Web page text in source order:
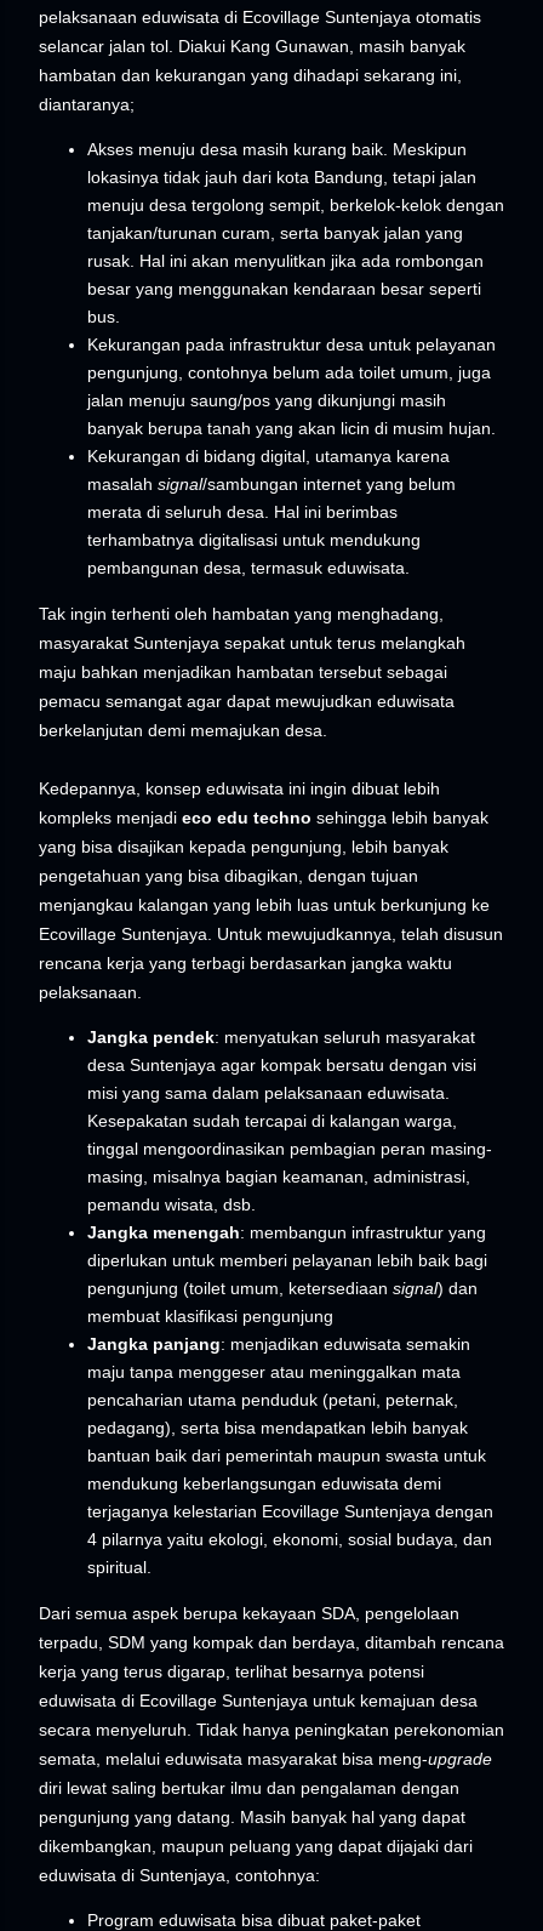
pelaksanaan eduwisata di Ecovillage Suntenjaya otomatis
selancar jalan tol. Diakui Kang Gunawan, masih banyak
hambatan dan kekurangan yang dihadapi sekarang ini,
diantaranya;
Akses menuju desa masih kurang baik. Meskipun
lokasinya tidak jauh dari kota Bandung, tetapi jalan
menuju desa tergolong sempit, berkelok-kelok dengan
tanjakan/turunan curam, serta banyak jalan yang
rusak. Hal ini akan menyulitkan jika ada rombongan
besar yang menggunakan kendaraan besar seperti
bus.
Kekurangan pada infrastruktur desa untuk pelayanan
pengunjung, contohnya belum ada toilet umum, juga
jalan menuju saung/pos yang dikunjungi masih
banyak berupa tanah yang akan licin di musim hujan.
Kekurangan di bidang digital, utamanya karena
masalah signal/sambungan internet yang belum
merata di seluruh desa. Hal ini berimbas
terhambatnya digitalisasi untuk mendukung
pembangunan desa, termasuk eduwisata.
Tak ingin terhenti oleh hambatan yang menghadang,
masyarakat Suntenjaya sepakat untuk terus melangkah
maju bahkan menjadikan hambatan tersebut sebagai
pemacu semangat agar dapat mewujudkan eduwisata
berkelanjutan demi memajukan desa.
Kedepannya, konsep eduwisata ini ingin dibuat lebih
kompleks menjadi eco edu techno sehingga lebih banyak
yang bisa disajikan kepada pengunjung, lebih banyak
pengetahuan yang bisa dibagikan, dengan tujuan
menjangkau kalangan yang lebih luas untuk berkunjung ke
Ecovillage Suntenjaya. Untuk mewujudkannya, telah disusun
rencana kerja yang terbagi berdasarkan jangka waktu
pelaksanaan.
Jangka pendek: menyatukan seluruh masyarakat
desa Suntenjaya agar kompak bersatu dengan visi
misi yang sama dalam pelaksanaan eduwisata.
Kesepakatan sudah tercapai di kalangan warga,
tinggal mengoordinasikan pembagian peran masing-
masing, misalnya bagian keamanan, administrasi,
pemandu wisata, dsb.
Jangka menengah: membangun infrastruktur yang
diperlukan untuk memberi pelayanan lebih baik bagi
pengunjung (toilet umum, ketersediaan signal) dan
membuat klasifikasi pengunjung
Jangka panjang: menjadikan eduwisata semakin
maju tanpa menggeser atau meninggalkan mata
pencaharian utama penduduk (petani, peternak,
pedagang), serta bisa mendapatkan lebih banyak
bantuan baik dari pemerintah maupun swasta untuk
mendukung keberlangsungan eduwisata demi
terjaganya kelestarian Ecovillage Suntenjaya dengan
4 pilarnya yaitu ekologi, ekonomi, sosial budaya, dan
spiritual.
Dari semua aspek berupa kekayaan SDA, pengelolaan
terpadu, SDM yang kompak dan berdaya, ditambah rencana
kerja yang terus digarap, terlihat besarnya potensi
eduwisata di Ecovillage Suntenjaya untuk kemajuan desa
secara menyeluruh. Tidak hanya peningkatan perekonomian
semata, melalui eduwisata masyarakat bisa meng-upgrade
diri lewat saling bertukar ilmu dan pengalaman dengan
pengunjung yang datang. Masih banyak hal yang dapat
dikembangkan, maupun peluang yang dapat dijajaki dari
eduwisata di Suntenjaya, contohnya:
Program eduwisata bisa dibuat paket-paket